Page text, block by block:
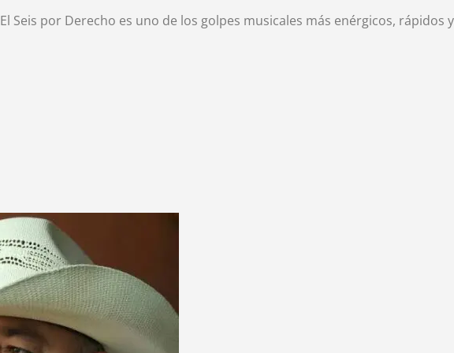
El Seis por Derecho es uno de los golpes musicales más enérgicos, rápidos